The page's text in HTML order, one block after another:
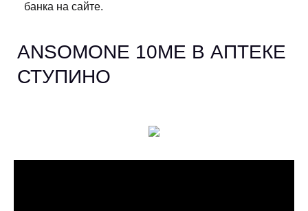
банка на сайте.
ANSOMONE 10ME В АПТЕКЕ
СТУПИНО